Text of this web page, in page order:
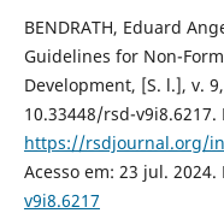
BENDRATH, Eduard
Guidelines for Non-
Development, [S. l.], v.
10.33448/rsd-
https://rsdjournal.org/
Acesso em: 23 jul. 2024.
v9i8.6217